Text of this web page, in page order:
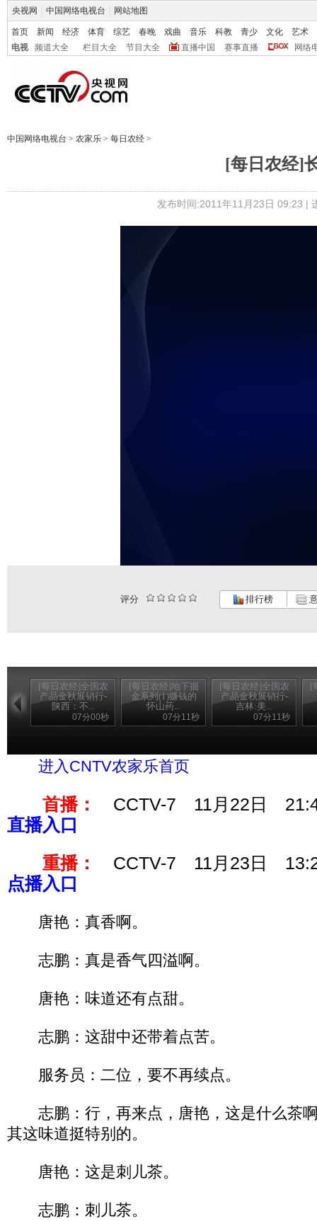
央视网 中国网络电视台 网站地图
首页 新闻 经济 体育 综艺 春晚 戏曲 音乐 科教 青少 文化
艺术
电视
频道大全 栏目大全 节目大全 直播中国 赛事直播 网络
中国网络电视台 > 农家乐 > 每日农经 >
[每日农经]
发布时间:2011年11月23日 09:23 |
评分 排行榜
[每日农经]全国农
产品金秋展销行-
陕西：不...
07分00秒
[每日农经]地下掘
金系列(1)赚钱的
怀山药...
07分11秒
[每日农经]全国农
产品金秋展销行-
吉林:美...
07分11秒
[
进入CNTV农家乐首页
首播：
CCTV-7 11月22日
直播入口
重播：
CCTV-7 11月23日
点播入口
唐艳：真香啊。
志鹏：真是香气四溢啊。
唐艳：味道还有点甜。
志鹏：这甜中还带着点苦。
服务员：二位，要不再续点。
志鹏：行，再来点，唐艳，这是什么茶
其这味道挺特别的。
唐艳：这是刺儿茶。
志鹏：刺儿茶。